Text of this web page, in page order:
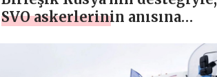
SVO askerlerinin anısına